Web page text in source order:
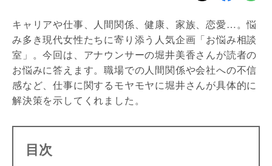
キャリアや仕事、人間関係、健康、家族、恋愛…。悩
み多き現代女性たちに寄り添う人気企画「お悩み相談
室」。今回は、アナウンサーの堀井美香さんが読者の
お悩みに答えます。職場での人間関係や会社への不信
感など、仕事に関するモヤモヤに堀井さんが具体的に
解決策を示してくれました。
目次